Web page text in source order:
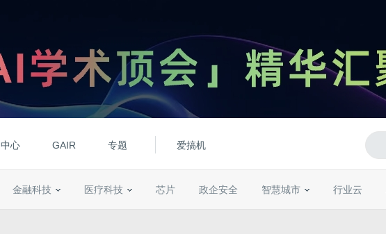
心 GAIR 专题 爱搞机
金融科技 医疗科技 芯片 政企安全 智慧城市 行业云